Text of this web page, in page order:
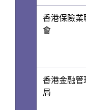
香港保險業
會
香港金融管
局